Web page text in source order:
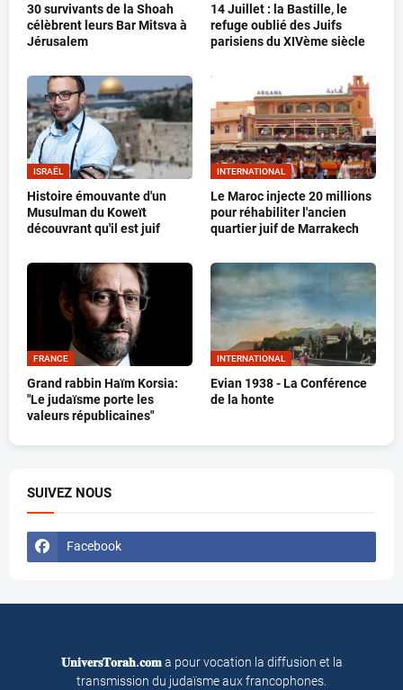
30 survivants de la Shoah
célèbrent leurs Bar Mitsva à
Jérusalem
14 Juillet : la Bastille, le
refuge oublié des Juifs
parisiens du XIVème siècle
ISRAËL
Histoire émouvante d'un
Musulman du Koweït
découvrant qu'il est juif
INTERNATIONAL
Le Maroc injecte 20 millions
pour réhabiliter l'ancien
quartier juif de Marrakech
FRANCE
Grand rabbin Haïm Korsia:
"Le judaïsme porte les
valeurs républicaines"
INTERNATIONAL
Evian 1938 - La Conférence
de la honte
SUIVEZ NOUS
Facebook
𝐔𝐧𝐢𝐯𝐞𝐫𝐬𝐓𝐨𝐫𝐚𝐡.𝐜𝐨𝐦a pour vocation la diffusion et la
transmission du judaïsme aux francophones.